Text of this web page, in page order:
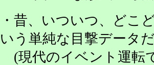
・昔、いついつ、どこ
いう単純な目撃データ
(現代のイベント運転